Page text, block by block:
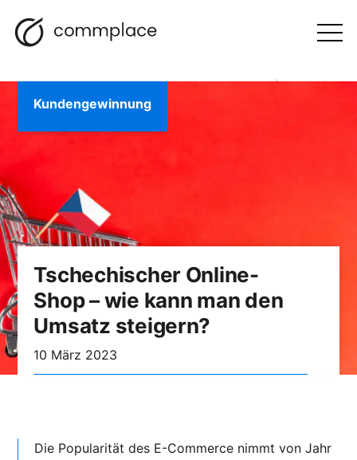
Zum
Inhalt
Navigation
BLOGGEN
Tschechischer Online-
Shop – wie kann man den
Umsatz steigern?
10 März 2023
Kundengewinnung
Die Popularität des E-Commerce nimmt von Jahr